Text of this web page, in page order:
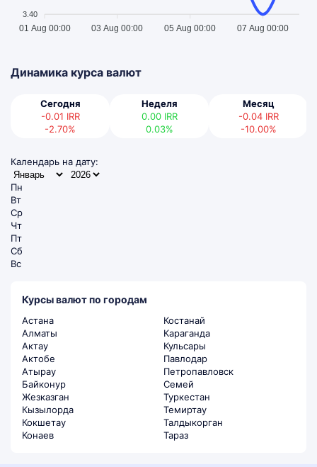
3.40
01 Aug 00:00 03 Aug 00:00 05 Aug 00:00 07 Aug 00:00
Динамика курса валют
Сегодня
-0.01 IRR
-2.70%
Неделя
0.00 IRR
0.03%
Месяц
-0.04 IRR
-10.00%
Календарь на дату:
Пн
Вт
Ср
Чт
Пт
Сб
Вс
Курсы валют по городам
Астана
Алматы
Актау
Актобе
Атырау
Байконур
Жезказган
Кызылорда
Кокшетау
Конаев
Костанай
Караганда
Кульсары
Павлодар
Петропавловск
Семей
Туркестан
Темиртау
Талдыкорган
Тараз